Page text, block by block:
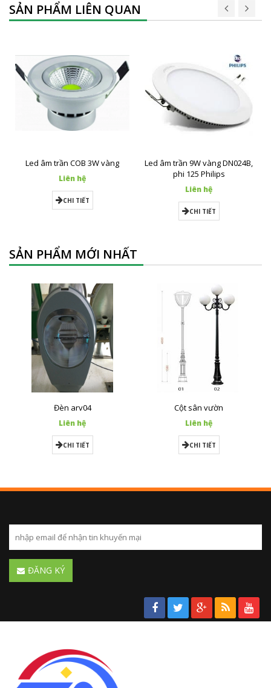
SẢN PHẨM LIÊN QUAN
Led âm trần COB 3W vàng
Liên hệ
CHI TIẾT
Led âm trần 9W vàng DN024B,
phi 125 Philips
Liên hệ
CHI TIẾT
SẢN PHẨM MỚI NHẤT
Đèn arv04
Liên hệ
CHI TIẾT
Cột sân vườn
Liên hệ
CHI TIẾT
ĐĂNG KÝ